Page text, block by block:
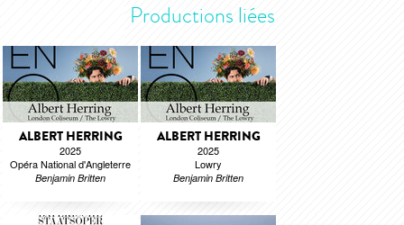
Productions liées
ALBERT HERRING
2025
Opéra National d'Angleterre
Benjamin Britten
ALBERT HERRING
2025
Lowry
Benjamin Britten